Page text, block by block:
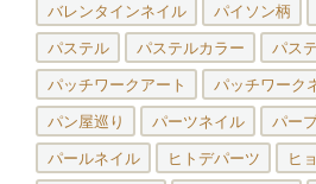
バレンタインネイル パイソン柄
パステル パステルカラー パス
パッチワークアート パッチワーク
パン屋巡り パーツネイル パー
パールネイル ヒトデパーツ ヒ